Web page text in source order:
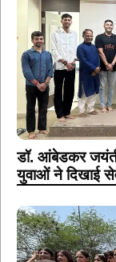
डॉ. आंबेडकर जयंती
युवाओं ने दिखाई